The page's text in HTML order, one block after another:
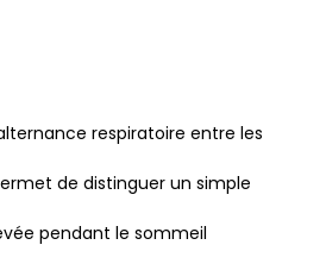
respiratoire entre les
de distinguer un simple
pendant le sommeil